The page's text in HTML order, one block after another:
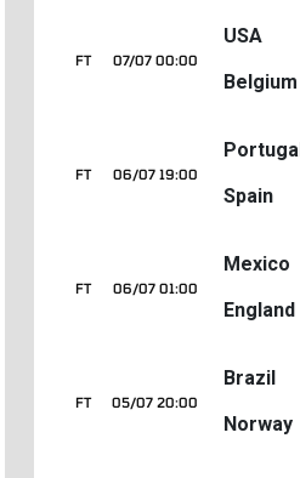
07/07 00:00
FT
USA
Belgium
06/07 19:00
FT
Portugal
Spain
06/07 01:00
FT
Mexico
England
05/07 20:00
FT
Brazil
Norway